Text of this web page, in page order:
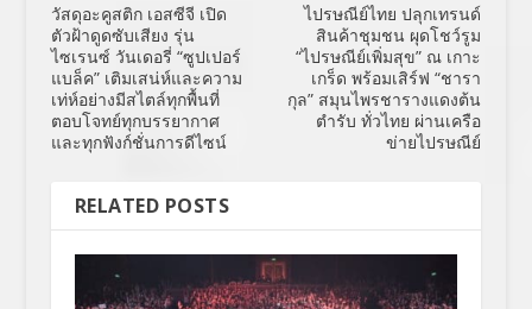
วัสดุอะคูสติก เอสซีจี เปิด
ตัวฝ้าดูดซับเสียง รุ่น
ไซเรนซ์ วันเดอรี่ “ซูปเปอร์
แบล็ค” เติมเสน่ห์และความ
เท่ห์อย่างมีสไตล์ทุกพื้นที่
ตอบโจทย์ทุกบรรยากาศ
และทุกฟังก์ชั่นการดีไซน์
ไปรษณีย์ไทย ปลุกเทรนด์
สินค้าชุมชน ผุดโชว์รูม
“ไปรษณีย์เพิ่มสุข” ณ เกาะ
เกร็ด พร้อมเสิร์ฟ “ชารา
กุล” สมุนไพรชารางแดงต้น
ตำรับ ทั่วไทย ผ่านเครือ
ข่ายไปรษณีย์
RELATED POSTS